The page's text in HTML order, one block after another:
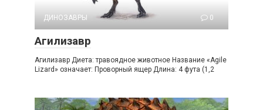
ДИНОЗАВРЫ 0
Агилизавр
Агилизавр Диета: травоядное животное Название «Agile
Lizard» означает: Проворный ящер Длина: 4 фута (1,2